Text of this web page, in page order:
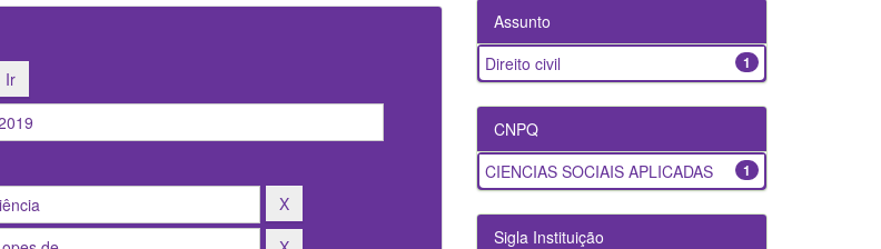
Assunto
1
Direito civil
CNPQ
1
CIENCIAS SOCIAIS APLICADAS
Sigla Instituição